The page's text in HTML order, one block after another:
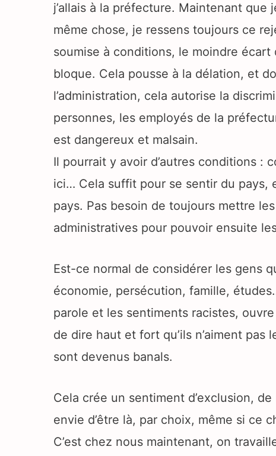
j’allais à la préfecture. Maintenant que
même chose, je ressens toujours ce
soumise à conditions, le moindre
bloque. Cela pousse à la délation, et
l’administration, cela autorise la
personnes, les employés de la
est dangereux et malsain.
Il pourrait y avoir d’autres conditions :
ici… Cela suffit pour se sentir du pays,
pays. Pas besoin de toujours mettre
administratives pour pouvoir ensuite
Est-ce normal de considérer les gens
économie, persécution, famille,
parole et les sentiments racistes,
de dire haut et fort qu’ils n’aiment pas
sont devenus banals.
Cela crée un sentiment d’exclusion,
envie d’être là, par choix, même si ce
C’est chez nous maintenant, on